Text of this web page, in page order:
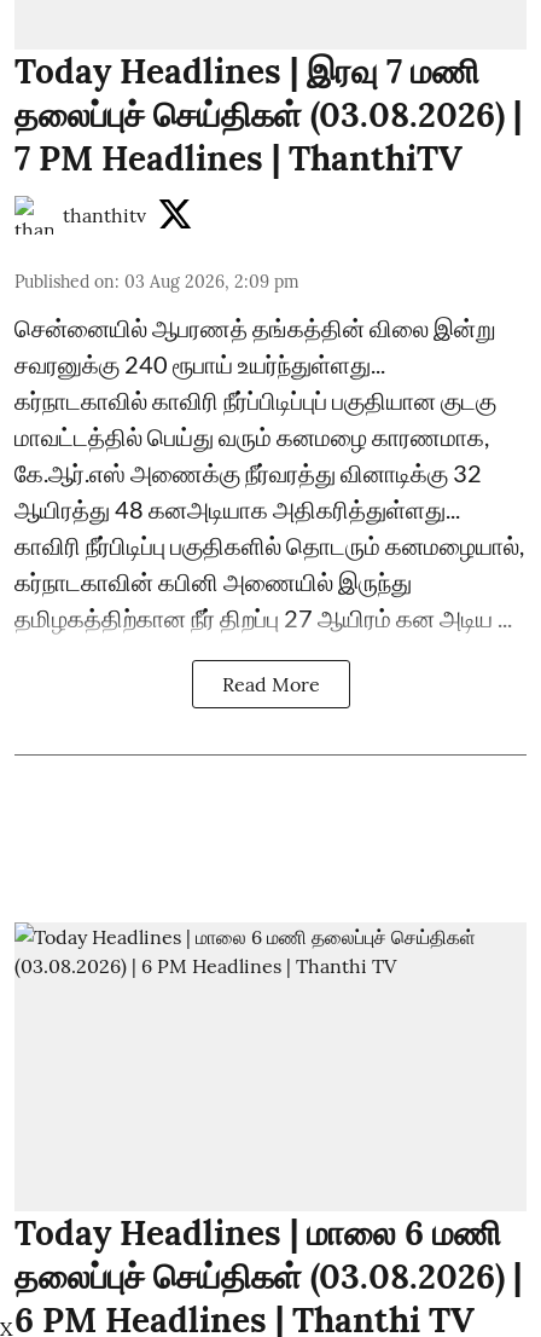
Today Headlines | இரவு 7 மணி
தலைப்புச் செய்திகள் (03.08.2026) |
7 PM Headlines | ThanthiTV
thanthitv
Published on: 03 Aug 2026, 2:09 pm
சென்னையில் ஆபரணத் தங்கத்தின் விலை இன்று
சவரனுக்கு 240 ரூபாய் உயர்ந்துள்ளது...
கர்நாடகாவில் காவிரி நீர்ப்பிடிப்புப் பகுதியான குடகு
மாவட்டத்தில் பெய்து வரும் கனமழை காரணமாக,
கே.ஆர்.எஸ் அணைக்கு நீர்வரத்து வினாடிக்கு 32
ஆயிரத்து 48 கனஅடியாக அதிகரித்துள்ளது...
காவிரி நீர்பிடிப்பு பகுதிகளில் தொடரும் கனமழையால்,
கர்நாடகாவின் கபினி அணையில் இருந்து
தமிழகத்திற்கான நீர் திறப்பு 27 ஆயிரம் கன அடிய ...
Read More
Today Headlines | மாலை 6 மணி
தலைப்புச் செய்திகள் (03.08.2026) |
6 PM Headlines | Thanthi TV
X